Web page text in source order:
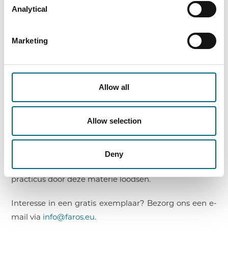
Analytical
Marketing
Allow all
Allow selection
Deny
die gesanctioneerd kan worden. Op die verplichting
Verder gelden bij de voorbereiding van een M&A
mate waarin er commercieel gevoelige informatie
een aantal bepalingen opgenomen die ervoor zorgen
dat de mededingingsrechtelijke spelregels die gelden
voor concentraties correct worden gereflecteerd. Het
Toolbook bevat 30 praktische vragen die de M&A
practicus door deze materie loodsen.
Interesse in een gratis exemplaar? Bezorg ons een e-
mail via info@faros.eu.